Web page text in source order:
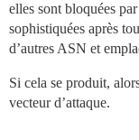
elles sont bloquées
sophistiquées après
d’autres ASN et
Si cela se produit,
vecteur d’attaque.